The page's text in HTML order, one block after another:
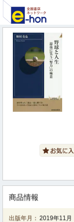
商品情報
出版年月： 2019年11月